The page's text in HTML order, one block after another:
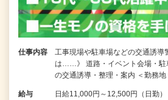
仕事内容
工事現場や駐車場などの交通誘導
は……》 道路・イベント会場・駐
の交通誘導・整理・案内 ＜勤務
給与
日給11,000円～12,500円（日勤